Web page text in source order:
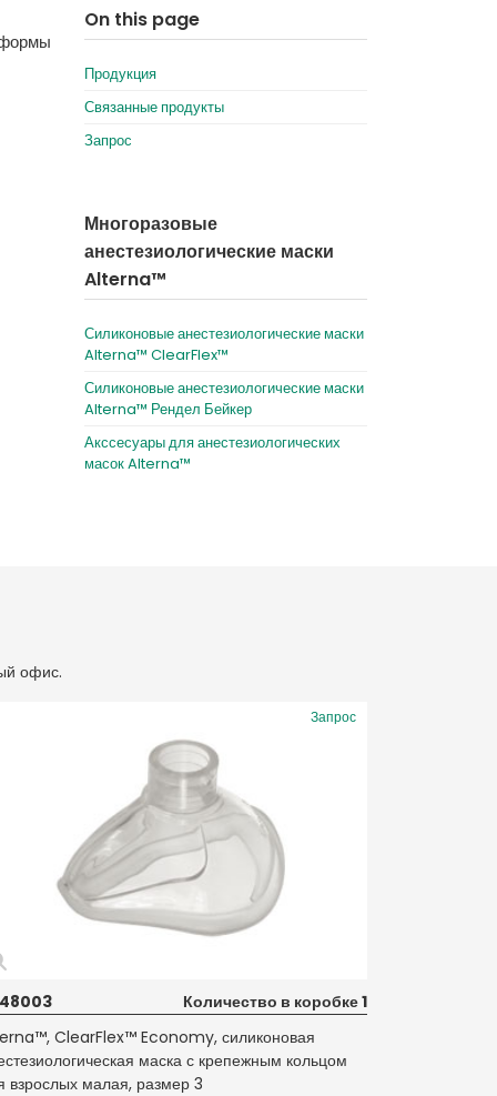
France
International English
On this page
Продукция
Связанные продукты
Запрос
Многоразовые
анестезиологические маски
Alterna™
Силиконовые анестезиологические маски
Alterna™ ClearFlex™
Силиконовые анестезиологические маски
Alterna™ Рендел Бейкер
Акссесуары для анестезиологических
масок Alterna™
офис.
Запрос
Количество в коробке 1
ClearFlex™ Economy, силиконовая
маска с крепежным кольцом
взрослых малая, размер 3